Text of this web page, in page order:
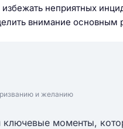
неприятных
внимание
и желанию
моменты,